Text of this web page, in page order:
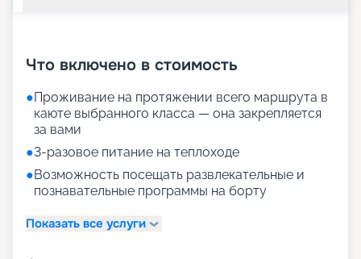
Что включено в стоимость
●Проживание на протяжении всего маршрута в
каюте выбранного класса — она закрепляется
за вами
●3-разовое питание на теплоходе
●Возможность посещать развлекательные и
познавательные программы на борту
Показать все услуги